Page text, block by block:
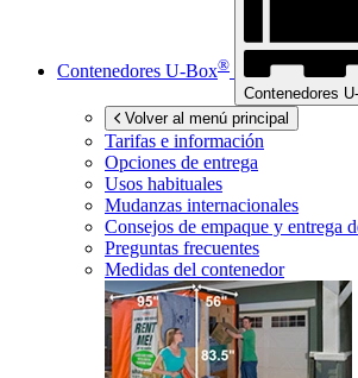
Contenedores U-Box®
Contenedores
Volver al menú principal
Tarifas e información
Opciones de entrega
Usos habituales
Mudanzas internacionales
Consejos de empaque y entrega
Preguntas frecuentes
Medidas del contenedor